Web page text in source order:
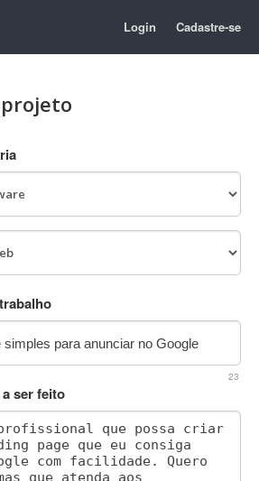
Login Cadastre-se
23
ser feito